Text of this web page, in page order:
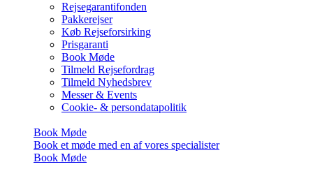
Rejsegarantifonden
Pakkerejser
Køb Rejseforsirking
Prisgaranti
Book Møde
Tilmeld Rejsefordrag
Tilmeld Nyhedsbrev
Messer & Events
Cookie- & persondatapolitik
Book Møde
Book et møde med en af vores specialister
Book Møde